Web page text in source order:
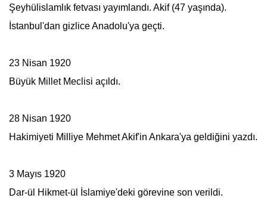
Şeyhülislamlık fetvası yayımlandı. Akif (47 yaşında).
İstanbul'dan gizlice Anadolu'ya geçti.
23 Nisan 1920
Büyük Millet Meclisi açıldı.
28 Nisan 1920
Hakimiyeti Milliye Mehmet Akif'in Ankara'ya geldiğini yazdı.
3 Mayıs 1920
Dar-ül Hikmet-ül İslamiye'deki görevine son verildi.